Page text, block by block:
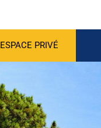
ESPACE PRIVÉ